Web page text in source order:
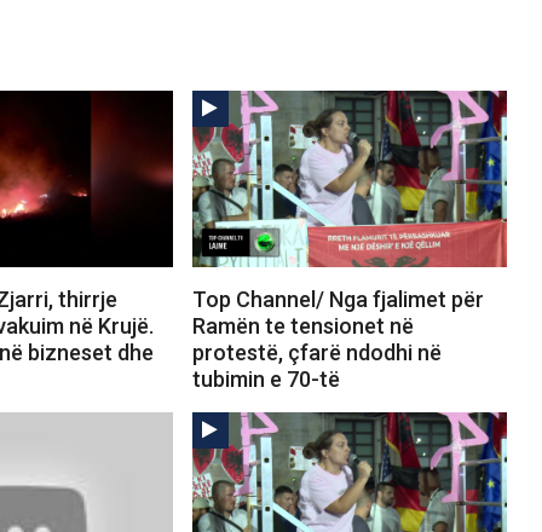
thirrje
në Krujë.
bizneset dhe
Top Channel/ Nga fjalimet për
Ramën te tensionet në
protestë, çfarë ndodhi në
tubimin e 70-të